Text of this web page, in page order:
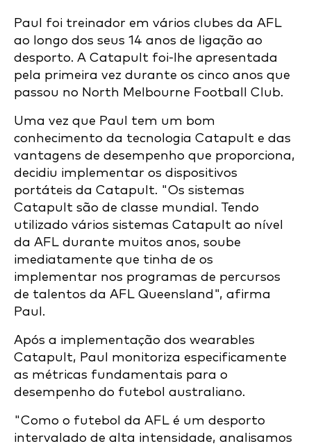
Paul foi treinador em vários clubes da AFL
ao longo dos seus 14 anos de ligação ao
desporto. A Catapult foi-lhe apresentada
pela primeira vez durante os cinco anos que
passou no North Melbourne Football Club.
Uma vez que Paul tem um bom
conhecimento da tecnologia Catapult e das
vantagens de desempenho que proporciona,
decidiu implementar os dispositivos
portáteis da Catapult. "Os sistemas
Catapult são de classe mundial. Tendo
utilizado vários sistemas Catapult ao nível
da AFL durante muitos anos, soube
imediatamente que tinha de os
implementar nos programas de percursos
de talentos da AFL Queensland", afirma
Paul.
Após a implementação dos wearables
Catapult, Paul monitoriza especificamente
as métricas fundamentais para o
desempenho do futebol australiano.
"Como o futebol da AFL é um desporto
intervalado de alta intensidade, analisamos